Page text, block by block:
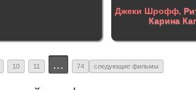
Джеки Шрофф,
Карина
10 11 ... 74 следующие фильмы